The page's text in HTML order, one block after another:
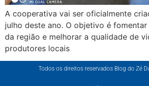
A cooperativa vai ser oficialmente
julho deste ano. O objetivo é
da região e melhorar a qualidade de
produtores locais
Todos os direitos reservados Blog do Zé